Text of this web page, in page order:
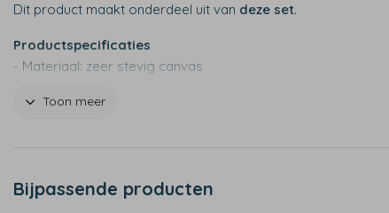
Dit product maakt onderdeel uit van deze set.
Productspecificaties
- Materiaal: zeer stevig canvas
- Afmetingen large: 40 x 60 cm
Toon meer
Bijpassende producten